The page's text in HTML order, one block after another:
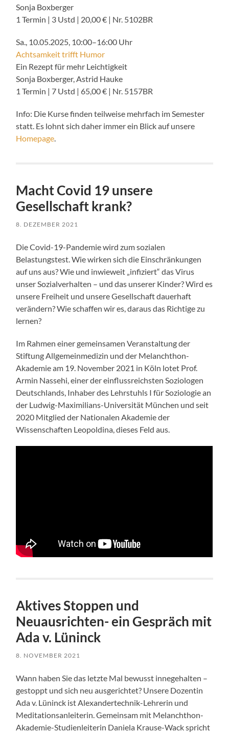
Sonja Boxberger
1 Termin | 3 Ustd | 20,00 € | Nr. 5102BR
Sa., 10.05.2025, 10:00–16:00 Uhr
Achtsamkeit trifft Humor
Ein Rezept für mehr Leichtigkeit
Sonja Boxberger, Astrid Hauke
1 Termin | 7 Ustd | 65,00 € | Nr. 5157BR
Info: Die Kurse finden teilweise mehrfach im Semester
statt. Es lohnt sich daher immer ein Blick auf unsere
Homepage
Macht Covid 19 unsere
Gesellschaft krank?
8. DEZEMBER 2021
Die Covid-19-Pandemie wird zum sozialen
Belastungstest. Wie wirken sich die Einschränkungen
auf uns aus? Wie und inwieweit „infiziert“ das Virus
unser Sozialverhalten – und das unserer Kinder? Wird es
unsere Freiheit und unsere Gesellschaft dauerhaft
verändern? Wie schaffen wir es, daraus das Richtige zu
lernen?
Im Rahmen einer gemeinsamen Veranstaltung der
Stiftung Allgemeinmedizin und der Melanchthon-
Akademie am 19. November 2021 in Köln lotet Prof.
Armin Nassehi, einer der einflussreichsten Soziologen
Deutschlands, Inhaber des Lehrstuhls I für Soziologie an
der Ludwig-Maximilians-Universität München und seit
2020 Mitglied der Nationalen Akademie der
Wissenschaften Leopoldina, dieses Feld aus.
Aktives Stoppen und
Neuausrichten- ein Gespräch mit
Ada v. Lüninck
8. NOVEMBER 2021
Wann haben Sie das letzte Mal bewusst innegehalten –
gestoppt und sich neu ausgerichtet? Unsere Dozentin
Ada v. Lüninck ist Alexandertechnik-Lehrerin und
Meditationsanleiterin. Gemeinsam mit Melanchthon-
Akademie-Studienleiterin Daniela Krause-Wack spricht